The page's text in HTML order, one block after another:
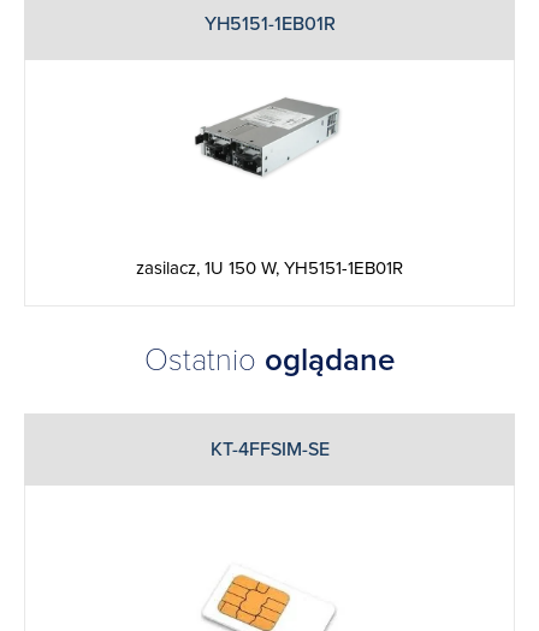
YH5151-1EB01R
zasilacz, 1U 150 W, YH5151-1EB01R
Ostatnio oglądane
KT-4FFSIM-SE